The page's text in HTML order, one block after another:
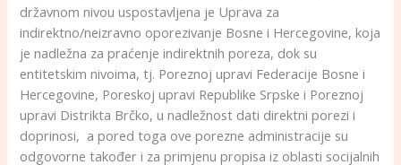
državnom nivou uspostavljena je Uprava za
indirektno/neizravno oporezivanje Bosne i Hercegovine, koja
je nadležna za praćenje indirektnih poreza, dok su
entitetskim nivoima, tj. Poreznoj upravi Federacije Bosne i
Hercegovine, Poreskoj upravi Republike Srpske i Poreznoj
upravi Distrikta Brčko, u nadležnost dati direktni porezi i
doprinosi, a pored toga ove porezne administracije su
odgovorne također i za primjenu propisa iz oblasti socijalnih